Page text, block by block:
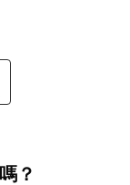
？